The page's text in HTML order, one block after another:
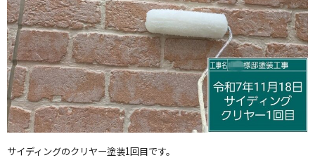
サイディングのクリヤー塗装1回目です。